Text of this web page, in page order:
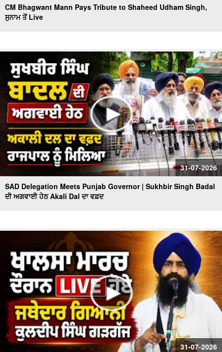
CM Bhagwant Mann Pays Tribute to Shaheed Udham Singh,
ਸੁਨਾਮ ਤੋਂ Live
31-07-2026
SAD Delegation Meets Punjab Governor | Sukhbir Singh Badal
ਦੀ ਅਗਵਾਈ ਹੇਠ Akali Dal ਦਾ ਵਫ਼ਦ
31-07-2026